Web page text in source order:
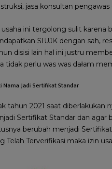
jasa konsultan
usaha ini tergolong sulit karena
SIUJK dengan sah,
disisi lain hal ini justru
tidak perlu was was dałam
Nama Jadi Sertifikat Standar
tahun 2021 saat diberlakukan
Sertifikat Standar dan agar
berubah menjadi
Telah Terverifikasi maka izin